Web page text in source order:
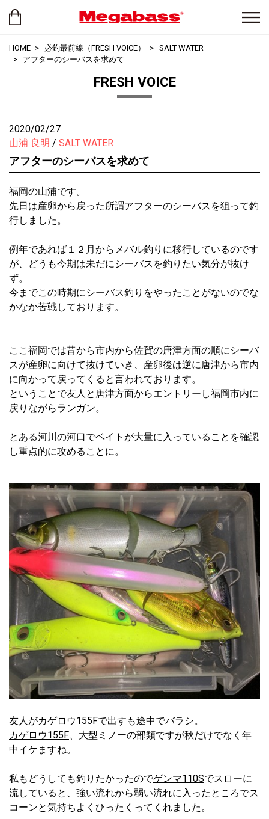
HOME 必釣最前線（FRESH VOICE）
SALT WATER
アフターのシーバスを求めて
FRESH VOICE
2020/02/27
山浦 良明
SALT WATER
アフターのシーバスを求めて
福岡の山浦です。
先日は産卵から戻った所謂アフターのシーバスを狙って釣
行しました。
例年であれば１２月からメバル釣りに移行しているのです
が、どうも今期は未だにシーバスを釣りたい気分が抜け
ず。
今までこの時期にシーバス釣りをやったことがないのでな
かなか苦戦しております。
ここ福岡では昔から市内から佐賀の唐津方面の順にシーバ
スが産卵に向けて抜けていき、産卵後は逆に唐津から市内
に向かって戻ってくると言われております。
ということで友人と唐津方面からエントリーし福岡市内に
戻りながらランガン。
とある河川の河口でベイトが大量に入っていることを確認
し重点的に攻めることに。
友人がカゲロウ155Fで出すも途中でバラシ。
カゲロウ155F、大型ミノーの部類ですが秋だけでなく年
中イケますね。
私もどうしても釣りたかったのでゲンマ110Sでスローに
流していると、強い流れから弱い流れに入ったところでス
コーンと気持ちよくひったくってくれました。